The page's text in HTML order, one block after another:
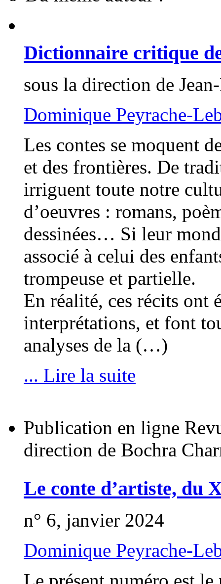
Dictionnaire critique
sous la direction de
Dominique Peyrache-
Les contes se moquent
et des frontières. De
irriguent toute notre
d’oeuvres : romans,
dessinées… Si leur
associé à celui des
trompeuse et partielle.
En réalité, ces récits ont
interprétations, et font
analyses de la (…)
... Lire la suite
Publication en ligne
direction de Bochra
Le conte d’artiste, du
n° 6, janvier 2024
Dominique Peyrache-